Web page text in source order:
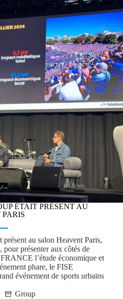
ÉTAIT PRÉSENT AU
au salon Heavent Paris,
présenter aux côtés de
l’étude économique et
phare, le FISE
événement de sports urbains
Group